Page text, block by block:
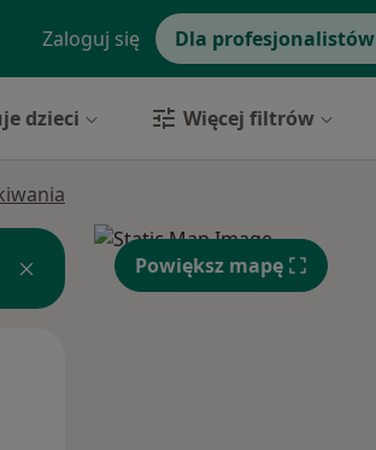
Zaloguj się Dla profesjonalistów
dzieci Więcej filtrów
Powiększ mapę